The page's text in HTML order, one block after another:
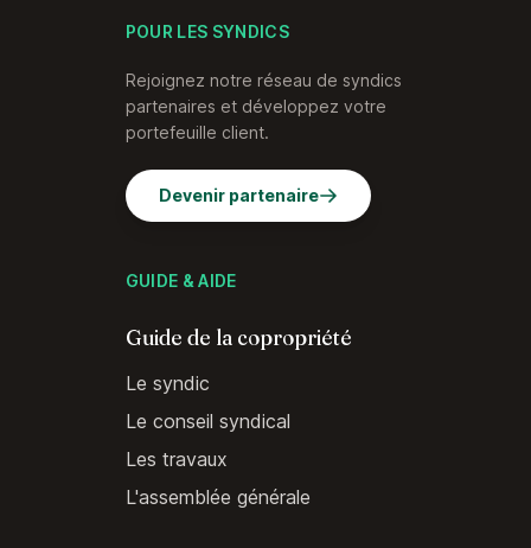
POUR LES SYNDICS
Rejoignez notre réseau de syndics
partenaires et développez votre
portefeuille client.
Devenir partenaire
GUIDE & AIDE
Guide de la copropriété
Le syndic
Le conseil syndical
Les travaux
L'assemblée générale